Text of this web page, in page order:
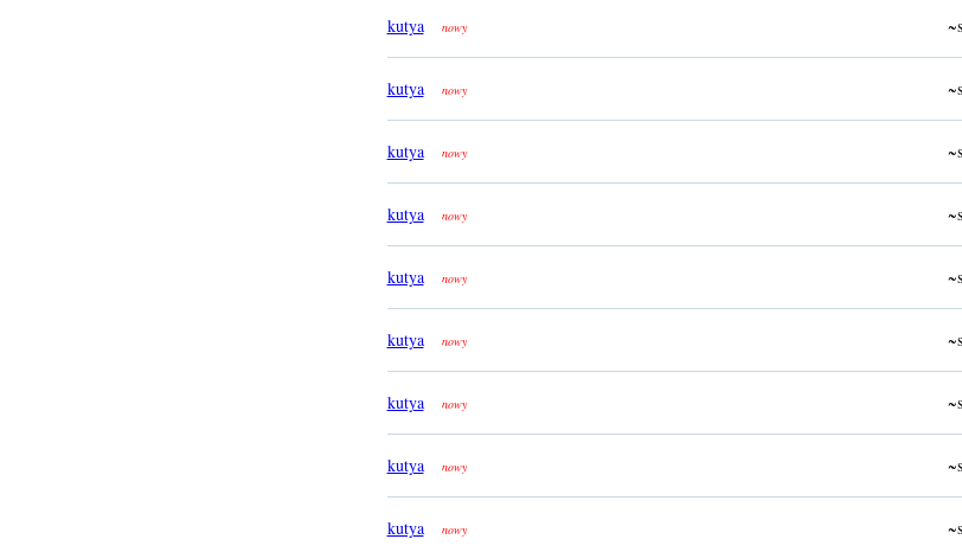
kutya nowy
kutya nowy
kutya nowy
kutya nowy
kutya nowy
kutya nowy
kutya nowy
kutya nowy
kutya nowy